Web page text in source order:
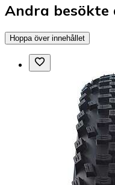
Andra besökte
Hoppa över innehållet